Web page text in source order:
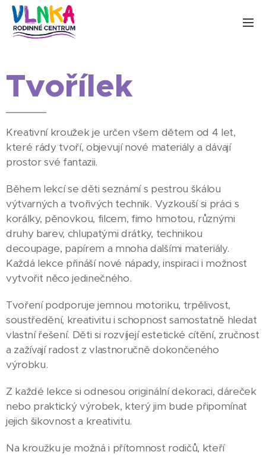
Tvořílek
Kreativní kroužek je určen všem dětem od 4 let,
které rády tvoří, objevují nové materiály a dávají
prostor své fantazii.
Během lekcí se děti seznámí s pestrou škálou
výtvarných a tvořivých technik. Vyzkouší si práci s
korálky, pěnovkou, filcem, fimo hmotou, různými
druhy barev, chlupatými drátky, technikou
decoupage, papírem a mnoha dalšími materiály.
Každá lekce přináší nové nápady, inspiraci i možnost
vytvořit něco jedinečného.
Tvoření podporuje jemnou motoriku, trpělivost,
soustředění, kreativitu i schopnost samostatně hledat
vlastní řešení. Děti si rozvíjejí estetické cítění, zručnost
a zažívají radost z vlastnoručně dokončeného
výrobku.
Z každé lekce si odnesou originální dekoraci, dáreček
nebo praktický výrobek, který jim bude připomínat
jejich šikovnost a kreativitu.
Na kroužku je možná i přítomnost rodičů, kteří